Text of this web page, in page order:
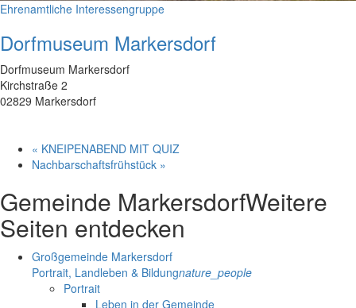
Ehrenamtliche Interessengruppe
Dorfmuseum Markersdorf
Dorfmuseum Markersdorf
Kirchstraße 2
02829 Markersdorf
« KNEIPENABEND MIT QUIZ
Nachbarschaftsfrühstück »
Gemeinde MarkersdorfWeitere
Seiten entdecken
Großgemeinde Markersdorf
Portrait, Landleben & Bildungnature_people
Portrait
Leben in der Gemeinde